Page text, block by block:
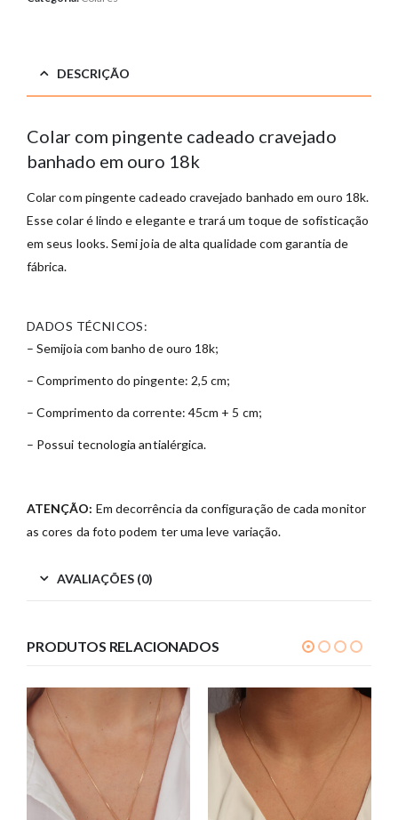
DESCRIÇÃO
Colar com pingente cadeado cravejado
banhado em ouro 18k
Colar com pingente cadeado cravejado banhado em ouro 18k.
Esse colar é lindo e elegante e trará um toque de sofisticação
em seus looks. Semi joia de alta qualidade com garantia de
fábrica.
DADOS TÉCNICOS:
– Semijoia com banho de ouro 18k;
– Comprimento do pingente: 2,5 cm;
– Comprimento da corrente: 45cm + 5 cm;
– Possui tecnologia antialérgica.
ATENÇÃO: Em decorrência da configuração de cada monitor
as cores da foto podem ter uma leve variação.
AVALIAÇÕES (0)
PRODUTOS RELACIONADOS